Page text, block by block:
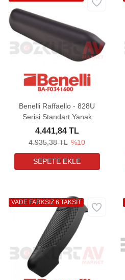
Benelli Raffaello - 828U
Serisi Standart Yanak
4.935,38 TL %10
4.441,84 TL
VADE FARKSIZ 6 TAKSİT